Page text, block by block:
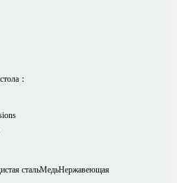
：
стальМедьНержавеющая